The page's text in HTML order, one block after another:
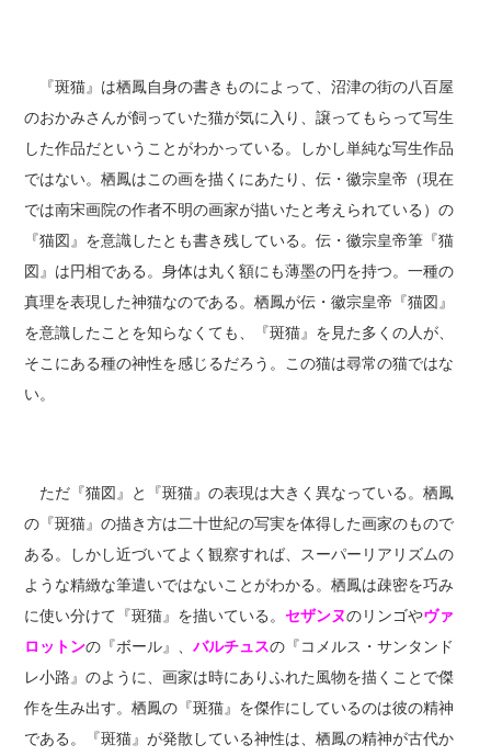
『斑猫』は栖鳳自身の書きものによって、沼津の街の八百屋
のおかみさんが飼っていた猫が気に入り、譲ってもらって写生
した作品だということがわかっている。しかし単純な写生作品
ではない。栖鳳はこの画を描くにあたり、伝・徽宗皇帝（現在
では南宋画院の作者不明の画家が描いたと考えられている）の
『猫図』を意識したとも書き残している。伝・徽宗皇帝筆『猫
図』は円相である。身体は丸く額にも薄墨の円を持つ。一種の
真理を表現した神猫なのである。栖鳳が伝・徽宗皇帝『猫図』
を意識したことを知らなくても、『斑猫』を見た多くの人が、
そこにある種の神性を感じるだろう。この猫は尋常の猫ではな
い。
ただ『猫図』と『斑猫』の表現は大きく異なっている。栖鳳
の『斑猫』の描き方は二十世紀の写実を体得した画家のもので
ある。しかし近づいてよく観察すれば、スーパーリアリズムの
ような精緻な筆遣いではないことがわかる。栖鳳は疎密を巧み
に使い分けて『斑猫』を描いている。セザンヌのリンゴやヴァ
ロットンの『ボール』、バルチュスの『コメルス・サンタンド
レ小路』のように、画家は時にありふれた風物を描くことで傑
作を生み出す。栖鳳の『斑猫』を傑作にしているのは彼の精神
である。『斑猫』が発散している神性は、栖鳳の精神が古代か